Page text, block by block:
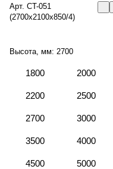
Арт. СT-051
(2700x2100x850/4)
Высота, мм: 2700
1800 2000
2200 2500
2700 3000
3500 4000
4500 5000